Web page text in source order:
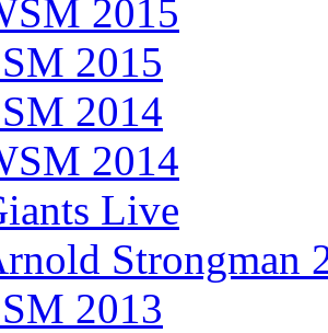
2015
2015
2014
2014
Live
Strongman
2013